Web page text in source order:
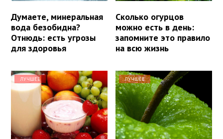
Думаете, минеральная
вода безобидна?
Отнюдь: есть угрозы
для здоровья
Сколько огурцов
можно есть в день:
запомните это правило
на всю жизнь
ЛУЧШЕЕ ЛУЧШЕЕ